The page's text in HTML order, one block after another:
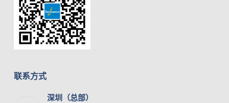
联系方式
深圳（总部）